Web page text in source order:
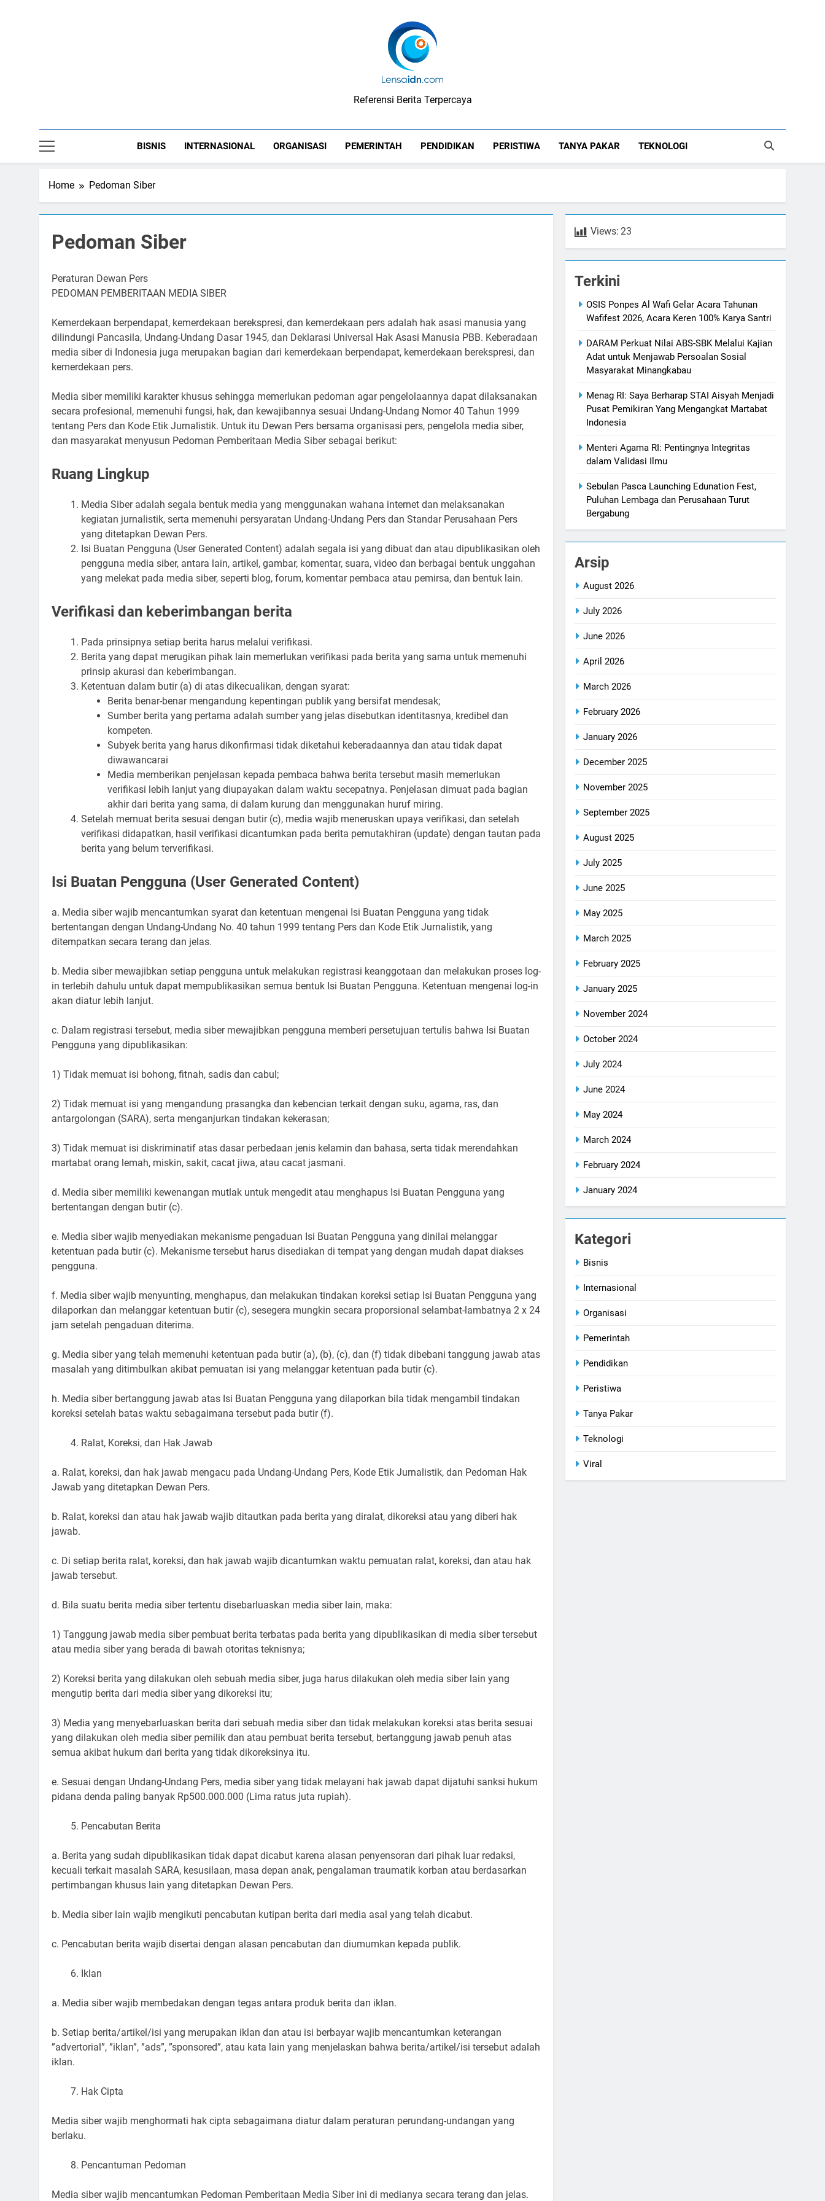
LensaIDN
Referensi Berita Terpercaya
BISNIS INTERNASIONAL ORGANISASI PEMERINTAH PENDIDIKAN PERISTIWA TANYA PAKAR TEKNOLOGI
Home Pedoman Siber
Pedoman Siber
Peraturan Dewan Pers
PEDOMAN PEMBERITAAN MEDIA SIBER
Kemerdekaan berpendapat, kemerdekaan berekspresi, dan kemerdekaan pers adalah hak asasi manusia yang
dilindungi Pancasila, Undang-Undang Dasar 1945, dan Deklarasi Universal Hak Asasi Manusia PBB. Keberadaan
media siber di Indonesia juga merupakan bagian dari kemerdekaan berpendapat, kemerdekaan berekspresi, dan
kemerdekaan pers.
Media siber memiliki karakter khusus sehingga memerlukan pedoman agar pengelolaannya dapat dilaksanakan
secara profesional, memenuhi fungsi, hak, dan kewajibannya sesuai Undang-Undang Nomor 40 Tahun 1999
tentang Pers dan Kode Etik Jurnalistik. Untuk itu Dewan Pers bersama organisasi pers, pengelola media siber,
dan masyarakat menyusun Pedoman Pemberitaan Media Siber sebagai berikut:
Ruang Lingkup
Media Siber adalah segala bentuk media yang menggunakan wahana internet dan melaksanakan
kegiatan jurnalistik, serta memenuhi persyaratan Undang-Undang Pers dan Standar Perusahaan Pers
yang ditetapkan Dewan Pers.
Isi Buatan Pengguna (User Generated Content) adalah segala isi yang dibuat dan atau dipublikasikan oleh
pengguna media siber, antara lain, artikel, gambar, komentar, suara, video dan berbagai bentuk unggahan
yang melekat pada media siber, seperti blog, forum, komentar pembaca atau pemirsa, dan bentuk lain.
Verifikasi dan keberimbangan berita
Pada prinsipnya setiap berita harus melalui verifikasi.
Berita yang dapat merugikan pihak lain memerlukan verifikasi pada berita yang sama untuk memenuhi
prinsip akurasi dan keberimbangan.
Ketentuan dalam butir (a) di atas dikecualikan, dengan syarat:
Berita benar-benar mengandung kepentingan publik yang bersifat mendesak;
Sumber berita yang pertama adalah sumber yang jelas disebutkan identitasnya, kredibel dan
kompeten.
Subyek berita yang harus dikonfirmasi tidak diketahui keberadaannya dan atau tidak dapat
diwawancarai
Media memberikan penjelasan kepada pembaca bahwa berita tersebut masih memerlukan
verifikasi lebih lanjut yang diupayakan dalam waktu secepatnya. Penjelasan dimuat pada bagian
akhir dari berita yang sama, di dalam kurung dan menggunakan huruf miring.
Setelah memuat berita sesuai dengan butir (c), media wajib meneruskan upaya verifikasi, dan setelah
verifikasi didapatkan, hasil verifikasi dicantumkan pada berita pemutakhiran (update) dengan tautan pada
berita yang belum terverifikasi.
Isi Buatan Pengguna (User Generated Content)
a. Media siber wajib mencantumkan syarat dan ketentuan mengenai Isi Buatan Pengguna yang tidak
bertentangan dengan Undang-Undang No. 40 tahun 1999 tentang Pers dan Kode Etik Jurnalistik, yang
ditempatkan secara terang dan jelas.
b. Media siber mewajibkan setiap pengguna untuk melakukan registrasi keanggotaan dan melakukan proses log-
in terlebih dahulu untuk dapat mempublikasikan semua bentuk Isi Buatan Pengguna. Ketentuan mengenai log-in
akan diatur lebih lanjut.
c. Dalam registrasi tersebut, media siber mewajibkan pengguna memberi persetujuan tertulis bahwa Isi Buatan
Pengguna yang dipublikasikan:
1) Tidak memuat isi bohong, fitnah, sadis dan cabul;
2) Tidak memuat isi yang mengandung prasangka dan kebencian terkait dengan suku, agama, ras, dan
antargolongan (SARA), serta menganjurkan tindakan kekerasan;
3) Tidak memuat isi diskriminatif atas dasar perbedaan jenis kelamin dan bahasa, serta tidak merendahkan
martabat orang lemah, miskin, sakit, cacat jiwa, atau cacat jasmani.
d. Media siber memiliki kewenangan mutlak untuk mengedit atau menghapus Isi Buatan Pengguna yang
bertentangan dengan butir (c).
e. Media siber wajib menyediakan mekanisme pengaduan Isi Buatan Pengguna yang dinilai melanggar
ketentuan pada butir (c). Mekanisme tersebut harus disediakan di tempat yang dengan mudah dapat diakses
pengguna.
f. Media siber wajib menyunting, menghapus, dan melakukan tindakan koreksi setiap Isi Buatan Pengguna yang
dilaporkan dan melanggar ketentuan butir (c), sesegera mungkin secara proporsional selambat-lambatnya 2 x 24
jam setelah pengaduan diterima.
g. Media siber yang telah memenuhi ketentuan pada butir (a), (b), (c), dan (f) tidak dibebani tanggung jawab atas
masalah yang ditimbulkan akibat pemuatan isi yang melanggar ketentuan pada butir (c).
h. Media siber bertanggung jawab atas Isi Buatan Pengguna yang dilaporkan bila tidak mengambil tindakan
koreksi setelah batas waktu sebagaimana tersebut pada butir (f).
Ralat, Koreksi, dan Hak Jawab
a. Ralat, koreksi, dan hak jawab mengacu pada Undang-Undang Pers, Kode Etik Jurnalistik, dan Pedoman Hak
Jawab yang ditetapkan Dewan Pers.
b. Ralat, koreksi dan atau hak jawab wajib ditautkan pada berita yang diralat, dikoreksi atau yang diberi hak
jawab.
c. Di setiap berita ralat, koreksi, dan hak jawab wajib dicantumkan waktu pemuatan ralat, koreksi, dan atau hak
jawab tersebut.
d. Bila suatu berita media siber tertentu disebarluaskan media siber lain, maka:
1) Tanggung jawab media siber pembuat berita terbatas pada berita yang dipublikasikan di media siber tersebut
atau media siber yang berada di bawah otoritas teknisnya;
2) Koreksi berita yang dilakukan oleh sebuah media siber, juga harus dilakukan oleh media siber lain yang
mengutip berita dari media siber yang dikoreksi itu;
3) Media yang menyebarluaskan berita dari sebuah media siber dan tidak melakukan koreksi atas berita sesuai
yang dilakukan oleh media siber pemilik dan atau pembuat berita tersebut, bertanggung jawab penuh atas
semua akibat hukum dari berita yang tidak dikoreksinya itu.
e. Sesuai dengan Undang-Undang Pers, media siber yang tidak melayani hak jawab dapat dijatuhi sanksi hukum
pidana denda paling banyak Rp500.000.000 (Lima ratus juta rupiah).
Pencabutan Berita
a. Berita yang sudah dipublikasikan tidak dapat dicabut karena alasan penyensoran dari pihak luar redaksi,
kecuali terkait masalah SARA, kesusilaan, masa depan anak, pengalaman traumatik korban atau berdasarkan
pertimbangan khusus lain yang ditetapkan Dewan Pers.
b. Media siber lain wajib mengikuti pencabutan kutipan berita dari media asal yang telah dicabut.
c. Pencabutan berita wajib disertai dengan alasan pencabutan dan diumumkan kepada publik.
Iklan
a. Media siber wajib membedakan dengan tegas antara produk berita dan iklan.
b. Setiap berita/artikel/isi yang merupakan iklan dan atau isi berbayar wajib mencantumkan keterangan
”advertorial”, ”iklan”, ”ads”, ”sponsored”, atau kata lain yang menjelaskan bahwa berita/artikel/isi tersebut adalah
iklan.
Hak Cipta
Media siber wajib menghormati hak cipta sebagaimana diatur dalam peraturan perundang-undangan yang
berlaku.
Pencantuman Pedoman
Media siber wajib mencantumkan Pedoman Pemberitaan Media Siber ini di medianya secara terang dan jelas.
Views: 23
Terkini
OSIS Ponpes Al Wafi Gelar Acara Tahunan
Wafifest 2026, Acara Keren 100% Karya Santri
DARAM Perkuat Nilai ABS-SBK Melalui Kajian
Adat untuk Menjawab Persoalan Sosial
Masyarakat Minangkabau
Menag RI: Saya Berharap STAI Aisyah Menjadi
Pusat Pemikiran Yang Mengangkat Martabat
Indonesia
Menteri Agama RI: Pentingnya Integritas
dalam Validasi Ilmu
Sebulan Pasca Launching Edunation Fest,
Puluhan Lembaga dan Perusahaan Turut
Bergabung
Arsip
August 2026
July 2026
June 2026
April 2026
March 2026
February 2026
January 2026
December 2025
November 2025
September 2025
August 2025
July 2025
June 2025
May 2025
March 2025
February 2025
January 2025
November 2024
October 2024
July 2024
June 2024
May 2024
March 2024
February 2024
January 2024
Kategori
Bisnis
Internasional
Organisasi
Pemerintah
Pendidikan
Peristiwa
Tanya Pakar
Teknologi
Viral